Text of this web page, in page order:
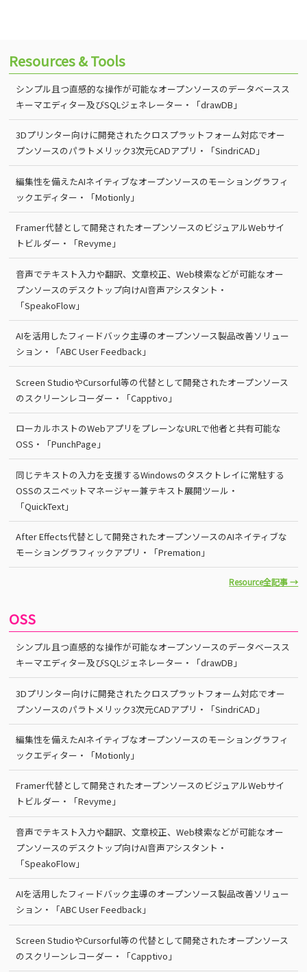
Resources & Tools
シンプル且つ直感的な操作が可能なオープンソースのデータベースス
キーマエディター及びSQLジェネレーター・「drawDB」
3Dプリンター向けに開発されたクロスプラットフォーム対応でオー
プンソースのパラトメリック3次元CADアプリ・「SindriCAD」
編集性を備えたAIネイティブなオープンソースのモーショングラフィ
ックエディター・「Motionly」
Framer代替として開発されたオープンソースのビジュアルWebサイ
トビルダー・「Revyme」
音声でテキスト入力や翻訳、文章校正、Web検索などが可能なオー
プンソースのデスクトップ向けAI音声アシスタント・
「SpeakoFlow」
AIを活用したフィードバック主導のオープンソース製品改善ソリュー
ション・「ABC User Feedback」
Screen StudioやCursorful等の代替として開発されたオープンソース
のスクリーンレコーダー・「Capptivo」
ローカルホストのWebアプリをプレーンなURLで他者と共有可能な
OSS・「PunchPage」
同じテキストの入力を支援するWindowsのタスクトレイに常駐する
OSSのスニペットマネージャー兼テキスト展開ツール・
「QuickText」
After Effects代替として開発されたオープンソースのAIネイティブな
モーショングラフィックアプリ・「Premation」
Resource全記事 →
OSS
シンプル且つ直感的な操作が可能なオープンソースのデータベースス
キーマエディター及びSQLジェネレーター・「drawDB」
3Dプリンター向けに開発されたクロスプラットフォーム対応でオー
プンソースのパラトメリック3次元CADアプリ・「SindriCAD」
編集性を備えたAIネイティブなオープンソースのモーショングラフィ
ックエディター・「Motionly」
Framer代替として開発されたオープンソースのビジュアルWebサイ
トビルダー・「Revyme」
音声でテキスト入力や翻訳、文章校正、Web検索などが可能なオー
プンソースのデスクトップ向けAI音声アシスタント・
「SpeakoFlow」
AIを活用したフィードバック主導のオープンソース製品改善ソリュー
ション・「ABC User Feedback」
Screen StudioやCursorful等の代替として開発されたオープンソース
のスクリーンレコーダー・「Capptivo」